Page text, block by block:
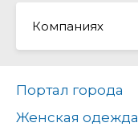
Компаниях
Портал города
Женская одежда